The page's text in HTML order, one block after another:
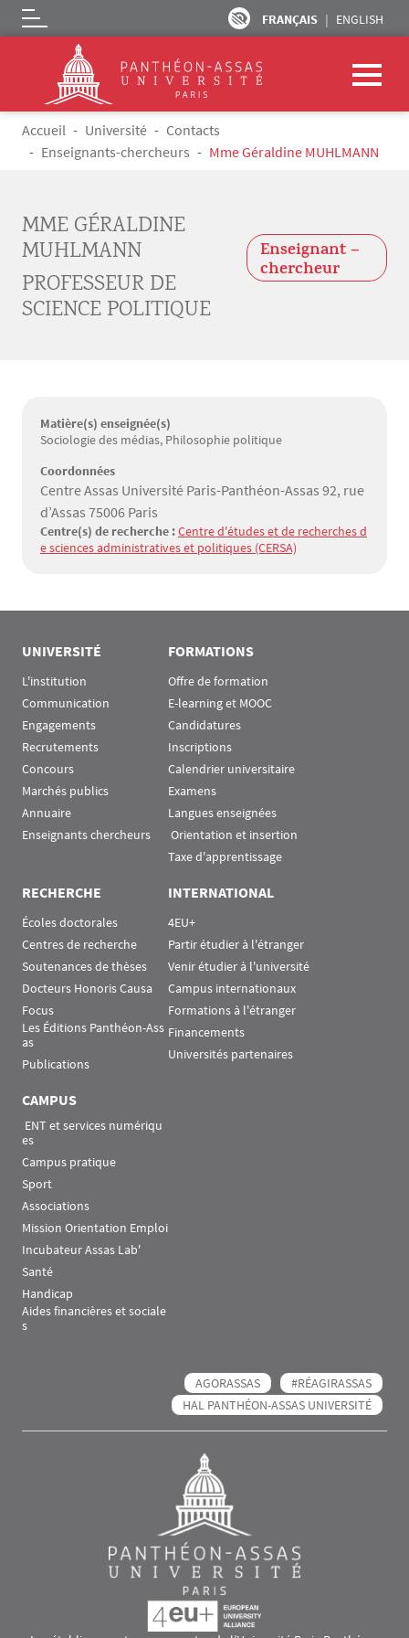
Aller au contenu principal
FRANÇAIS ENGLISH
Logo
Fil d'Ariane
Accueil Université
Contacts
Enseignants-chercheurs
Mme Géraldine MUHLMANN
MME GÉRALDINE
MUHLMANN
PROFESSEUR DE
SCIENCE POLITIQUE
Enseignant –
chercheur
Matière(s) enseignée(s)
Sociologie des médias, Philosophie politique
Coordonnées
Centre Assas Université Paris-Panthéon-Assas 92, rue
d’Assas 75006 Paris
Centre(s) de recherche :Centre d'études et de recherches d
e sciences administratives et politiques (CERSA)
UNIVERSITÉ
L'institution
Communication
Engagements
Recrutements
Concours
Marchés publics
Annuaire
Enseignants chercheurs
FORMATIONS
Offre de formation
E-learning et MOOC
Candidatures
Inscriptions
Calendrier universitaire
Examens
Langues enseignées
Orientation et insertion
Taxe d'apprentissage
RECHERCHE
Écoles doctorales
Centres de recherche
Soutenances de thèses
Docteurs Honoris Causa
Focus
Les Éditions Panthéon-Ass
as
Publications
INTERNATIONAL
4EU+
Partir étudier à l'étranger
Venir étudier à l'université
Campus internationaux
Formations à l'étranger
Financements
Universités partenaires
CAMPUS
es
Campus pratique
Sport
Associations
Mission Orientation Emploi
Incubateur Assas Lab'
Santé
Handicap
Aides financières et sociale
s
AGORASSAS
#RÉAGIRASSAS
HAL PANTHÉON-ASSAS UNIVERSITÉ